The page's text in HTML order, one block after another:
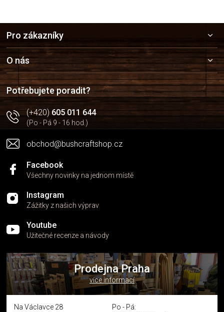
a
t
í
Pro zákazníky
O nás
Potřebujete poradit?
(+420)605 011 644
(Po - Pá 9 - 16 hod.)
obchod@bushcraftshop.cz
Facebook
Všechny novinky na jednom místě
Instagram
Zážitky z našich výprav
Youtube
Užitečné recenze a návody
Prodejna Praha
více informací
Na Václavce 28
Po - Pá: